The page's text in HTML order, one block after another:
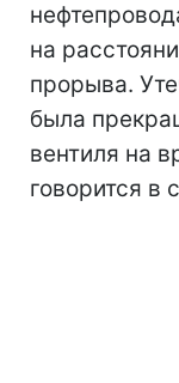
на
прорыва.
была
вентиля на
говорится в